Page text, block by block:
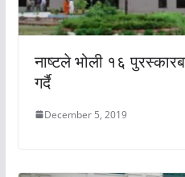
नाष्टले भोली १६
गर्दै
December 5, 2019